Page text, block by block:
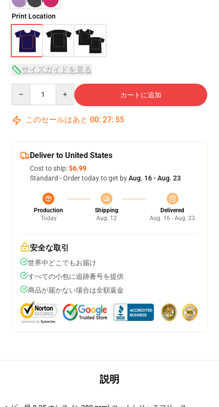
Print Location
サイズガイドを見る
カートに追加
このセールはあと 00: 27: 54
Deliver to United States
Cost to ship:$6.99
Standard - Order today to get byAug. 16 - Aug. 23
Production
Today
Shipping
Aug. 12
Delivered
Aug. 16 - Aug. 23
安全な取引
世界中どこでもお届け
すべての小包に追跡番号を提供
商品が届かない場合は全額返金
説明